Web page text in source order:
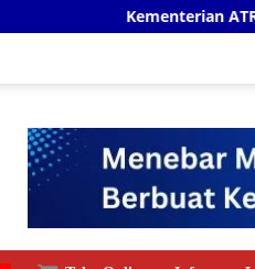
ATR/BPN Buka